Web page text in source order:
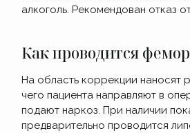
алкоголь. Рекомендован отказ
Как проводится
На область коррекции наносят
чего пациента направляют в
подают наркоз. При наличии
предварительно проводится